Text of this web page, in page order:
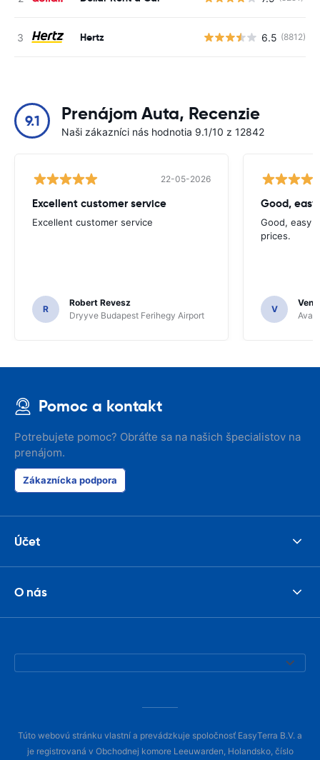
Hertz 6.5 (8812)
9.1 Prenájom Auta, Recenzie
Naši zákazníci nás hodnotia 9.1/10 z 12842
22-05-2026
Excellent customer service
Excellent customer service
R
Robert Revesz
Dryyve Budapest Ferihegy Airport
Good,
Good, easy
prices.
V
Pomoc a kontakt
Potrebujete pomoc? Obráťte sa na našich špecialistov na
prenájom.
Zákaznícka podpora
Účet
O nás
Túto webovú stránku vlastní a prevádzkuje spoločnosť EasyTerra B.V. a
je registrovaná v Obchodnej komore Leeuwarden, Holandsko, číslo